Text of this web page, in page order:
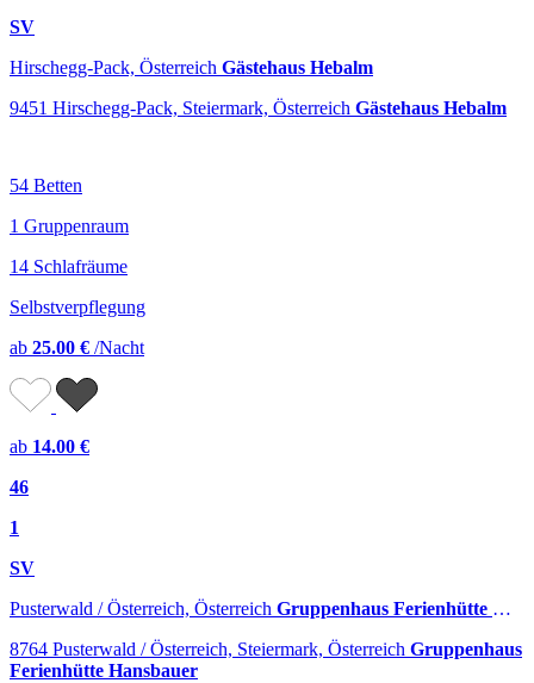
SV
Hirschegg-Pack, Österreich Gästehaus Hebalm
9451 Hirschegg-Pack, Steiermark, Österreich Gästehaus Hebalm
54 Betten
1 Gruppenraum
14 Schlafräume
Selbstverpflegung
ab 25.00 € /Nacht
ab 14.00 €
46
1
SV
Pusterwald / Österreich, Österreich Gruppenhaus Ferienhütte Hansbauer
8764 Pusterwald / Österreich, Steiermark, Österreich Gruppenhaus
Ferienhütte Hansbauer